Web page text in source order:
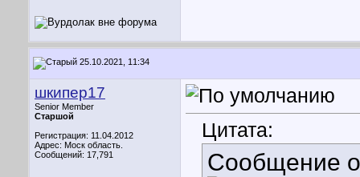
25.10.2021, 11:34
шкипер17
Senior Member
Старшой
Регистрация: 11.04.2012
Адрес: Моск область.
Сообщений: 17,791
Цитата:
Сообщение